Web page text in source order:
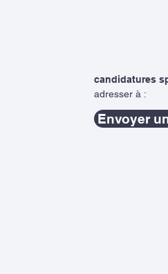
candidatures
adresser à :
Envoyer